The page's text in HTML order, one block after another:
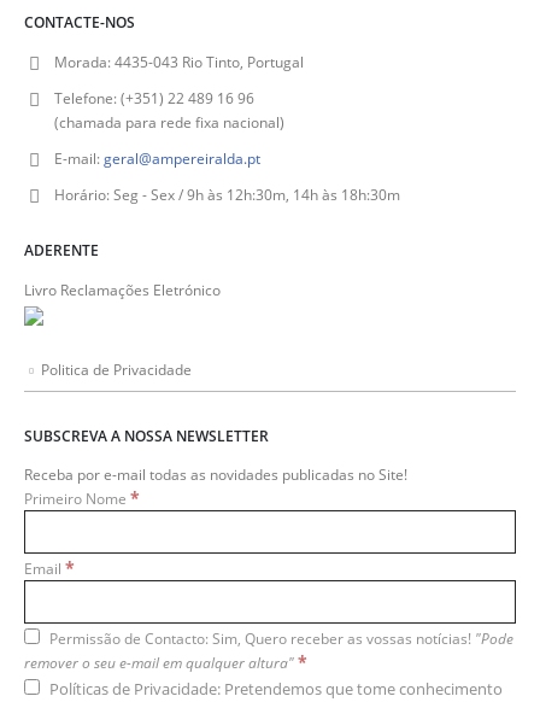
CONTACTE-NOS
Morada:4435-043 Rio Tinto, Portugal
Telefone:(+351) 22 489 16 96
(chamada para rede fixa nacional)
E-mail:geral@ampereiralda.pt
Horário:Seg - Sex / 9h às 12h:30m, 14h às 18h:30m
ADERENTE
Livro Reclamações Eletrónico
Politica de Privacidade
SUBSCREVA A NOSSA NEWSLETTER
Receba por e-mail todas as novidades publicadas no Site!
Primeiro Nome *
Email *
Permissão de Contacto: Sim, Quero receber as vossas notícias! "Pode
remover o seu e-mail em qualquer altura"*
Políticas de Privacidade: Pretendemos que tome conhecimento